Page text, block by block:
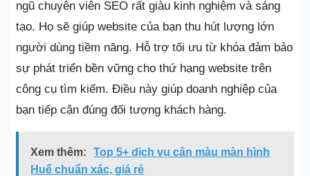
ngũ chuyên viên SEO rất giàu kinh nghiệm và sáng
tạo. Họ sẽ giúp website của bạn thu hút lượng lớn
người dùng tiềm năng. Hỗ trợ tối ưu từ khóa đảm bảo
sự phát triển bền vững cho thứ hạng website trên
công cụ tìm kiếm. Điều này giúp doanh nghiệp của
bạn tiếp cận đúng đối tượng khách hàng.
Xem thêm:
Top 5+ dịch vụ cân màu màn hình
Huế chuẩn xác, giá rẻ